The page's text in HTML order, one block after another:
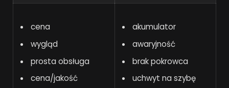
cena
wygląd
prosta obsługa
cena/jakość
akumulator
awaryjność
brak pokrowca
uchwyt na szybę